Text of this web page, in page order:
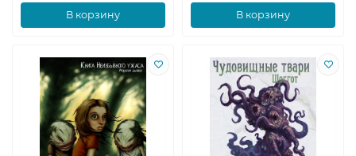
В корзину В корзину